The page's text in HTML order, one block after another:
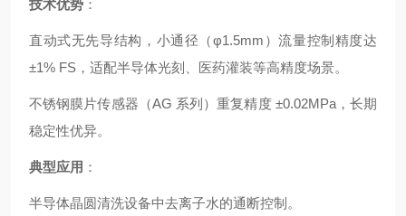
技术优势 ：
直动式无先导结构，小通径（φ1.5mm）流量控制精度达
±1% FS，适配半导体光刻、医药灌装等高精度场景。
不锈钢膜片传感器（AG 系列）重复精度 ±0.02MPa，长期
稳定性优异。
典型应用 ：
半导体晶圆清洗设备中去离子水的通断控制。